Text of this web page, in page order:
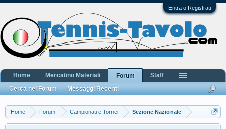
Entra o Registrati
Home Forum Campionati e Tornei Sezione Nazionale
Home Mercatino Materiali
Forum
Cerca nei Forum
Messaggi Recenti
Staff